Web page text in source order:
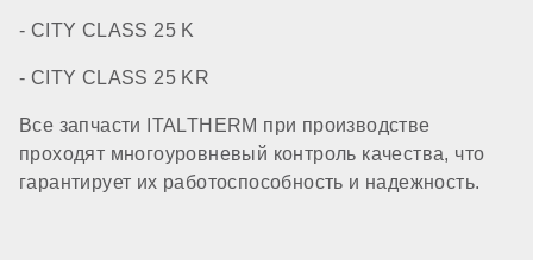
- CITY CLASS 25 K
- CITY CLASS 25 KR
Все запчасти ITALTHERM при производстве
проходят многоуровневый контроль качества, что
гарантирует их работоспособность и надежность.